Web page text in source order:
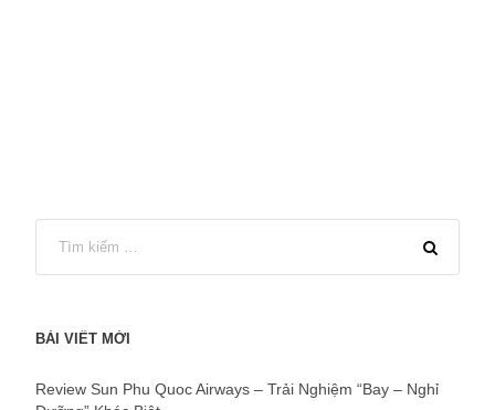
BÀI VIẾT MỚI
Review Sun Phu Quoc Airways – Trải Nghiệm “Bay – Nghỉ